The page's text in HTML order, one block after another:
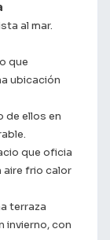
al mar.
que
ubicación
de ellos en
que oficia
aire frio calor
terraza
invierno, con